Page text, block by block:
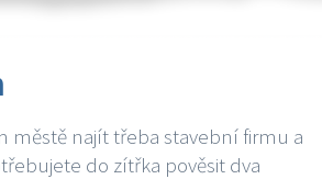
městě najít třeba stavební firmu a
do zítřka pověsit dva